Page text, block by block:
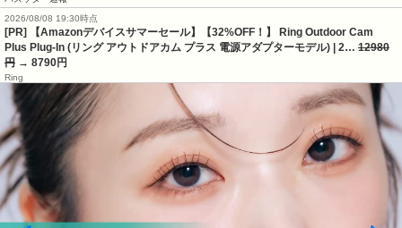
2026/08/08 19:30時点
[PR] 【Amazonデバイスサマーセール】【32%OFF！】 Ring Outdoor Cam
Plus Plug-In (リング アウトドアカム プラス 電源アダプターモデル) | 2… 12980
円 → 8790円
Ring